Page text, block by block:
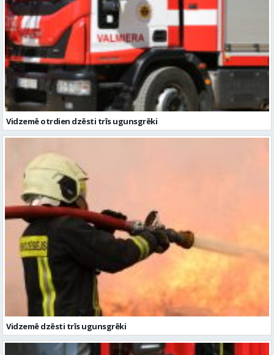
Vidzemē otrdien dzēsti trīs ugunsgrēki
Vidzemē dzēsti trīs ugunsgrēki